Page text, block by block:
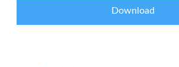
Download